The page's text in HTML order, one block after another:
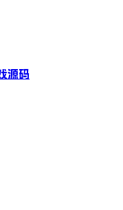
源码